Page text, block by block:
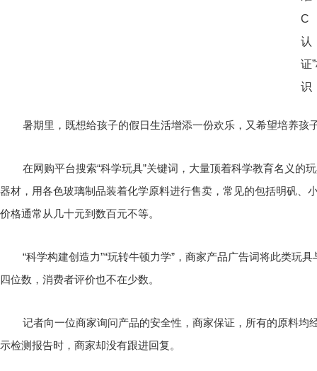
暑期里，既想给孩子的假日生活增添一份欢乐，又希望培养孩
在网购平台搜索“科学玩具”关键词，大量顶着科学教育名义的
器材，用各色玻璃制品装着化学原料进行售卖，常见的包括明矾、
价格通常从几十元到数百元不等。
“科学构建创造力”“玩转牛顿力学”，商家产品广告词将此类玩
四位数，消费者评价也不在少数。
记者向一位商家询问产品的安全性，商家保证，所有的原料
示检测报告时，商家却没有跟进回复。